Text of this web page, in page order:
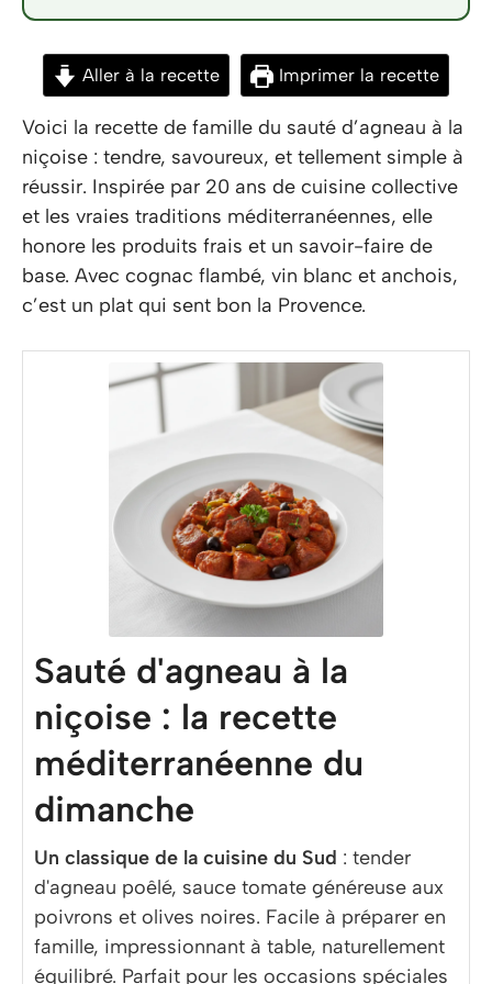
Aller à la recette Imprimer la recette
Voici la recette de famille du sauté d’agneau à la
niçoise : tendre, savoureux, et tellement simple à
réussir. Inspirée par 20 ans de cuisine collective
et les vraies traditions méditerranéennes, elle
honore les produits frais et un savoir-faire de
base. Avec cognac flambé, vin blanc et anchois,
c’est un plat qui sent bon la Provence.
Sauté d'agneau à la
niçoise : la recette
méditerranéenne du
dimanche
Un classique de la cuisine du Sud : tender
d'agneau poêlé, sauce tomate généreuse aux
poivrons et olives noires. Facile à préparer en
famille, impressionnant à table, naturellement
équilibré. Parfait pour les occasions spéciales